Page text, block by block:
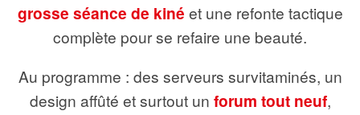
grosse séance de kiné et une refonte tactique
complète pour se refaire une beauté.
Au programme : des serveurs survitaminés, un
design affûté et surtout un forum tout neuf,